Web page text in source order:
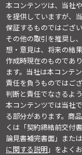
本コンテンツは、当社
を提供していますが、
保証するものではござ
その他の取引を推奨し
想・意見は、将来の結
作成時現在のものであ
ます。当社は本コンテ
責任を負うものではご
判断と責任でなさるよ
本コンテンツでは当社
る部分があります。商
くは「契約締結前交付
論見書補完書面」また
に関する説明」をよく